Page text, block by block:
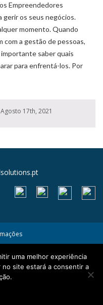
Empreendedores
gerir os seus negócios.
momento. Quando
com a gestão de pessoas,
saber quais
para enfrentá-los. Por
Agosto 17th, 2021
e Cookies
uma melhor experiência
site estará a consentir a